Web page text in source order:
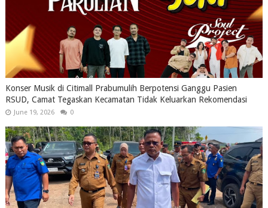
Konser Musik di Citimall Prabumulih Berpotensi Ganggu Pasien
RSUD, Camat Tegaskan Kecamatan Tidak Keluarkan Rekomendasi
June 19, 2026 0